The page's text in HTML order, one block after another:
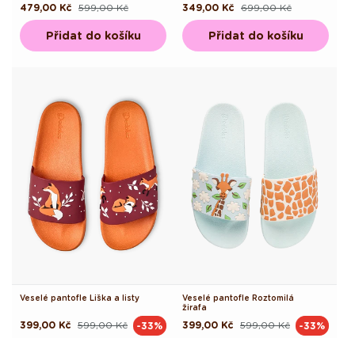
Běžná
cena
599,00 Kč
Výprodejová
cena
479,00 Kč
Přidat do košíku
Běžná
cena
699,00 Kč
Výprodejová
cena
349,00 Kč
Přidat do košíku
Veselé pantofle Liška a listy
Běžná
599,00 Kč
Výprodejová
399,00 Kč -33%
Veselé pantofle Roztomilá
žirafa
Běžná
599,00 Kč
Výprodejová
399,00 Kč -33%